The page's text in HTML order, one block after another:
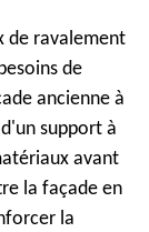
de ravalement
de
ancienne à
support à
avant
la façade en
la